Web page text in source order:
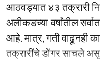
आठवड्यात ४३ तक्रारी
अलीकडच्या वर्षांतील
आहे. मात्र, गती वाढूनही
तक्रारींचे डोंगर साचले